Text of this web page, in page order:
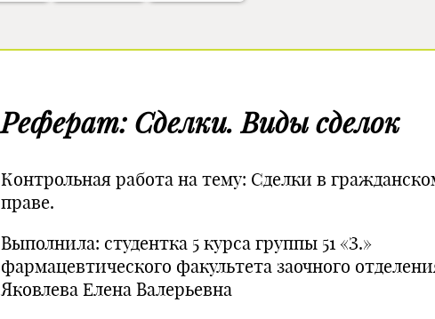
Реферат: Cделки. Виды сделок
Контрольная работа на тему: Сделки в
праве.
Выполнила: студентка 5 курса группы 51 «З.»
фармацевтического факультета заочного
Яковлева Елена Валерьевна